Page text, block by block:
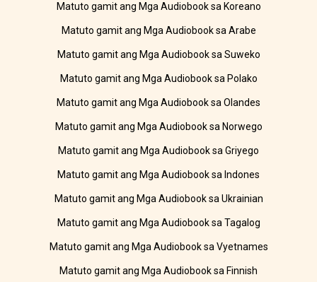
Matuto gamit ang Mga Audiobook sa Koreano
Matuto gamit ang Mga Audiobook sa Arabe
Matuto gamit ang Mga Audiobook sa Suweko
Matuto gamit ang Mga Audiobook sa Polako
Matuto gamit ang Mga Audiobook sa Olandes
Matuto gamit ang Mga Audiobook sa Norwego
Matuto gamit ang Mga Audiobook sa Griyego
Matuto gamit ang Mga Audiobook sa Indones
Matuto gamit ang Mga Audiobook sa Ukrainian
Matuto gamit ang Mga Audiobook sa Tagalog
Matuto gamit ang Mga Audiobook sa Vyetnames
Matuto gamit ang Mga Audiobook sa Finnish